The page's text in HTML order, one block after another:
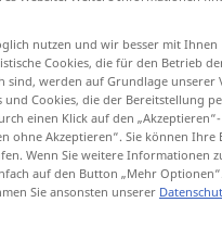
nutzen und wir besser mit Ihnen
Cookies, die für den Betrieb
werden auf Grundlage unserer
Cookies, die der Bereitstellung
einen Klick auf den
ohne Akzeptieren“. Sie können
Wenn Sie weitere Informationen
auf den Button „Mehr
Sie ansonsten unserer